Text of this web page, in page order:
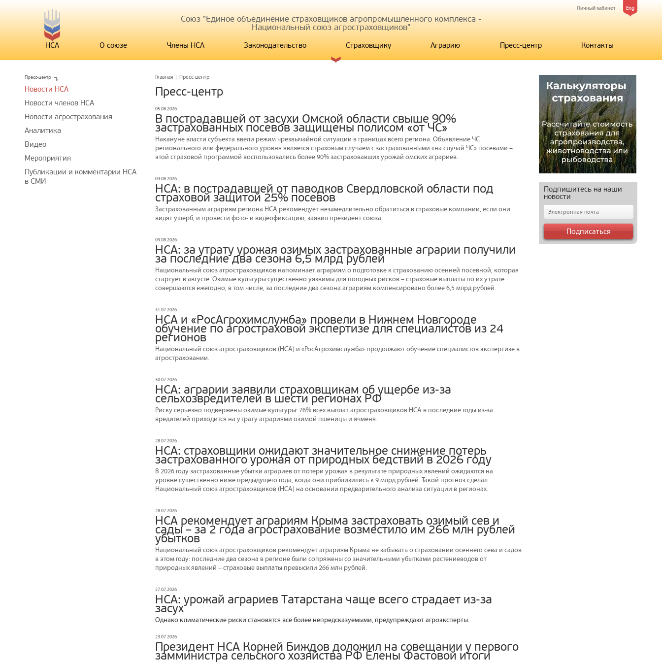
Eng
Личный кабинет
Союз "Единое объединение страховщиков агропромышленного комплекса -
Национальный союз агростраховщиков"
НСА О союзе Члены НСА Законодательство Страховщику Аграрию Пресс-центр Контакты
Главная | Пресс-центр
Пресс-центр
05.08.2026
В пострадавшей от засухи Омской области свыше 90%
застрахованных посевов защищены полисом «от ЧС»
Накануне власти субъекта ввели режим чрезвычайной ситуации в границах всего региона. Объявление ЧС
регионального или федерального уровня является страховым случаем с застрахованными «на случай ЧС» посевами –
этой страховой программой воспользовались более 90% застраховавших урожай омских аграриев.
04.08.2026
НСА: в пострадавшей от паводков Свердловской области под
страховой защитой 25% посевов
Застрахованным аграриям региона НСА рекомендует незамедлительно обратиться в страховые компании, если они
видят ущерб, и провести фото- и видеофиксацию, заявил президент союза.
03.08.2026
НСА: за утрату урожая озимых застрахованные аграрии получили
за последние два сезона 6,5 млрд рублей
Национальный союз агростраховщиков напоминает аграриям о подготовке к страхованию осенней посевной, которая
стартует в августе. Озимые культуры существенно уязвимы для погодных рисков – страховые выплаты по их утрате
совершаются ежегодно, в том числе, за последние два сезона аграриям компенсировано более 6,5 млрд рублей.
31.07.2026
НСА и «РосАгрохимслужба» провели в Нижнем Новгороде
обучение по агростраховой экспертизе для специалистов из 24
регионов
Национальный союз агростраховщиков (НСА) и «РосАгрохимслужба» продолжают обучение специалистов экспертизе в
агростраховании.
30.07.2026
НСА: аграрии заявили страховщикам об ущербе из-за
сельхозвредителей в шести регионах РФ
Риску серьезно подвержены озимые культуры: 76% всех выплат агростраховщиков НСА в последние годы из-за
вредителей приходится на утрату аграриями озимой пшеницы и ячменя.
28.07.2026
НСА: страховщики ожидают значительное снижение потерь
застрахованного урожая от природных бедствий в 2026 году
В 2026 году застрахованные убытки аграриев от потери урожая в результате природных явлений ожидаются на
уровне существенно ниже предыдущего года, когда они приблизились к 9 млрд рублей. Такой прогноз сделал
Национальный союз агростраховщиков (НСА) на основании предварительного анализа ситуации в регионах.
28.07.2026
НСА рекомендует аграриям Крыма застраховать озимый сев и
сады – за 2 года агрострахование возместило им 266 млн рублей
убытков
Национальный союз агростраховщиков рекомендует аграриям Крыма не забывать о страховании осеннего сева и садов
в этом году: последние два сезона в регионе были сопряжены со значительными убытками растениеводов от
природных явлений – страховые выплаты превысили 266 млн рублей.
27.07.2026
НСА: урожай аграриев Татарстана чаще всего страдает из-за
засух
Однако климатические риски становятся все более непредсказуемыми, предупреждают агроэксперты.
23.07.2026
Президент НСА Корней Биждов доложил на совещании у первого
замминистра сельского хозяйства РФ Елены Фастовой итоги
Пресс-центр
Новости НСА
Новости членов НСА
Новости агрострахования
Аналитика
Видео
Мероприятия
Публикации и комментарии НСА
в СМИ
Подпишитесь на наши
новости